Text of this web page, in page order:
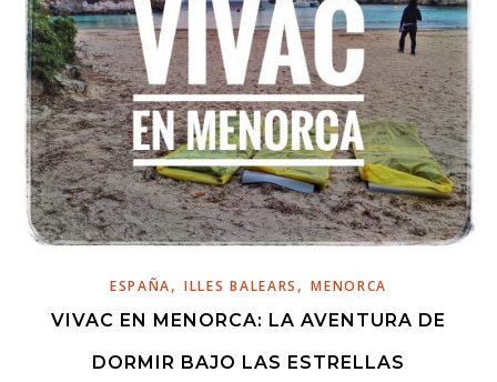
ESPAÑA,ILLES BALEARS ,MENORCA
VIVAC EN MENORCA: LA AVENTURA DE
DORMIR BAJO LAS ESTRELLAS